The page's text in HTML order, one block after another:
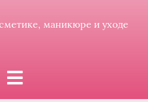
маникюре и уходе